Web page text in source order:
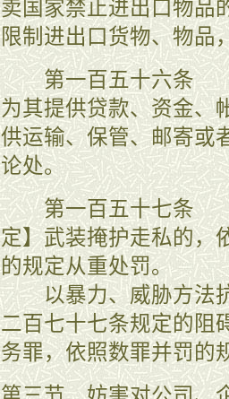
卖国家禁止进出口物品
限制进出口货物、物品
第一百五十六条 【
为其提供贷款、资金、
供运输、保管、邮寄或
论处。
第一百五十七条 【
定】武装掩护走私的，
的规定从重处罚。
以暴力、威胁方法抗
二百七十七条规定的阻
务罪，依照数罪并罚的